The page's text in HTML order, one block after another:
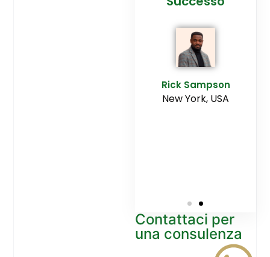
Rick Sampson
New York, USA
Contattaci per
una consulenza